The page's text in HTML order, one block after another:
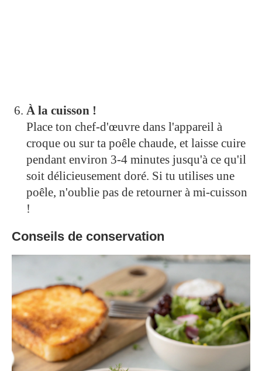
À la cuisson !
Place ton chef-d'œuvre dans l'appareil à
croque ou sur ta poêle chaude, et laisse cuire
pendant environ 3-4 minutes jusqu'à ce qu'il
soit délicieusement doré. Si tu utilises une
poêle, n'oublie pas de retourner à mi-cuisson
!
Conseils de conservation